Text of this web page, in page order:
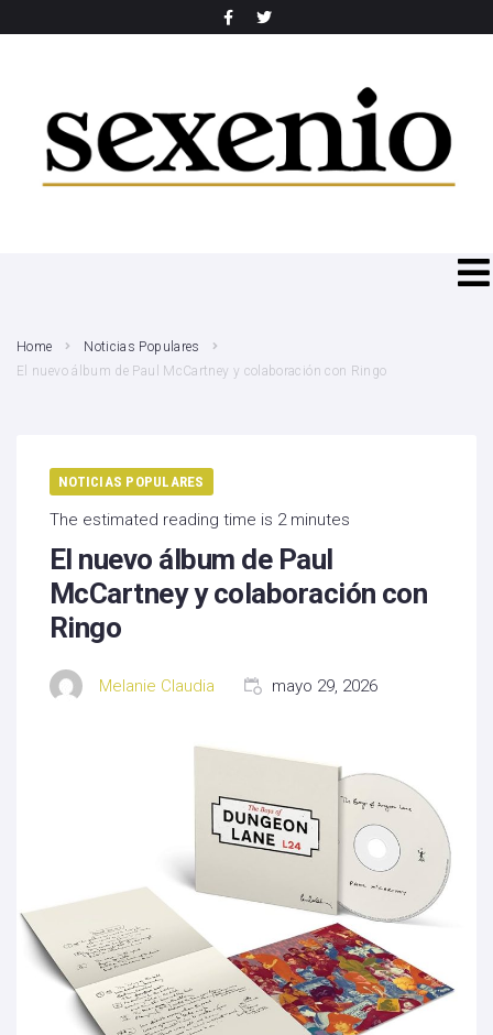
Home
Noticias Populares
El nuevo álbum de Paul McCartney y colaboración con Ringo
NOTICIAS POPULARES
The estimated reading time is 2 minutes
El nuevo álbum de Paul
McCartney y colaboración con
Ringo
Melanie Claudia mayo 29, 2026
SEARCH THIS WEBSITE